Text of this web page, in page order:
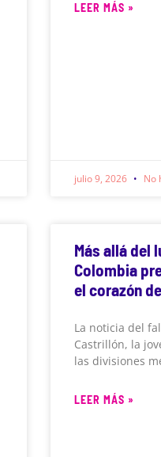
LEER MÁS »
julio 9, 2026 No
Más allá del
Colombia
el corazón
La noticia del
Castrillón, la
las divisiones
LEER MÁS »